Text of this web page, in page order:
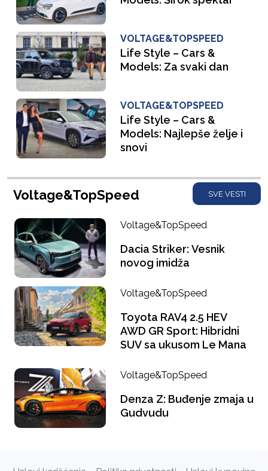
VOLTAGE&TOPSPEED
Life Style – Cars &
Models: Za svaki dan
VOLTAGE&TOPSPEED
Life Style – Cars &
Models: Najlepše želje i
snovi
Voltage&TopSpeed SVE VESTI
Voltage&TopSpeed
Dacia Striker: Vesnik
novog imidža
Voltage&TopSpeed
Toyota RAV4 2.5 HEV
AWD GR Sport: Hibridni
SUV sa ukusom Le Mana
Voltage&TopSpeed
Denza Z: Buđenje zmaja u
Gudvudu